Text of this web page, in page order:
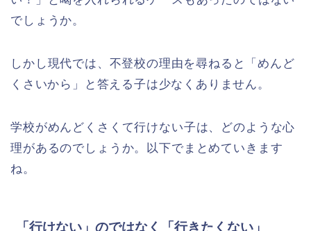
でしょうか。
しかし現代では、不登校の理由を尋ねると「めんど
くさいから」と答える子は少なくありません。
学校がめんどくさくて行けない子は、どのような心
理があるのでしょうか。以下でまとめていきます
ね。
「行けない」のではなく「行きたくない」